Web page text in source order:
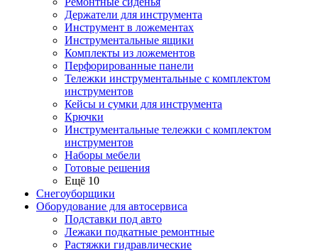
Держатели для инструмента
Инструмент в ложементах
Инструментальные ящики
Комплекты из ложементов
Перфорированные панели
Тележки инструментальные с комплектом
инструментов
Кейсы и сумки для инструмента
Крючки
Инструментальные тележки с комплектом
инструментов
Наборы мебели
Готовые решения
Ещё 10
Снегоуборщики
Оборудование для автосервиса
Подставки под авто
Лежаки подкатные ремонтные
Растяжки гидравлические